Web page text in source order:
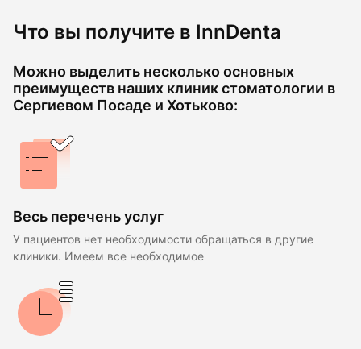
Что вы получите в InnDenta
Можно выделить несколько основных
преимуществ наших клиник стоматологии в
Сергиевом Посаде и Хотьково:
Весь перечень услуг
У пациентов нет необходимости обращаться в другие
клиники. Имеем все необходимое